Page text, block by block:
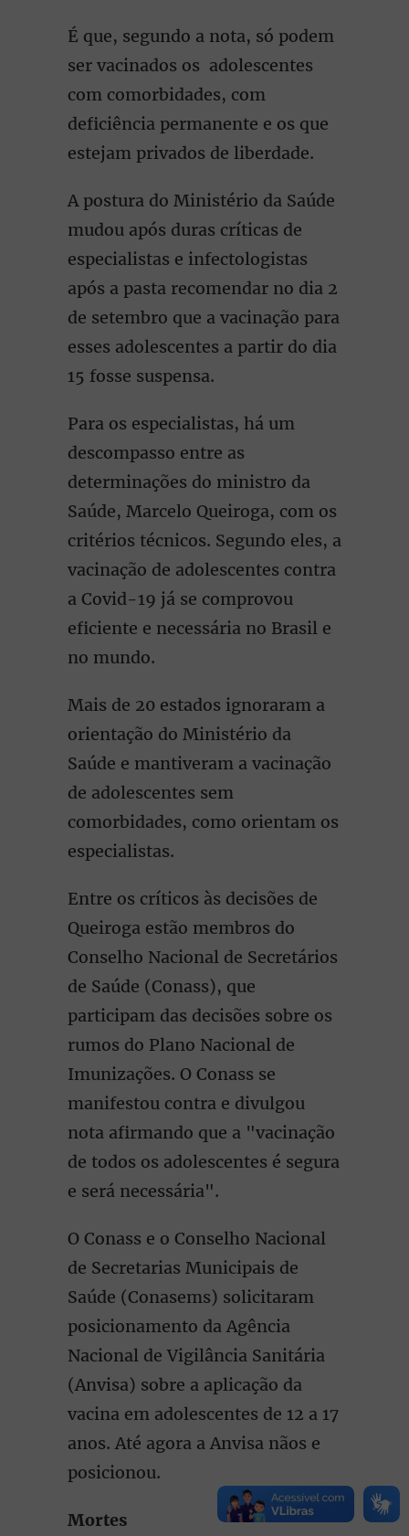
É que, segundo a nota, só podem
ser vacinados os adolescentes
com comorbidades, com
deficiência permanente e os que
estejam privados de liberdade.
A postura do Ministério da Saúde
mudou após duras críticas de
especialistas e infectologistas
após a pasta recomendar no dia 2
de setembro que a vacinação para
esses adolescentes a partir do dia
15 fosse suspensa.
Para os especialistas, há um
descompasso entre as
determinações do ministro da
Saúde, Marcelo Queiroga, com os
critérios técnicos. Segundo eles, a
vacinação de adolescentes contra
a Covid-19 já se comprovou
eficiente e necessária no Brasil e
no mundo.
Mais de 20 estados ignoraram a
orientação do Ministério da
Saúde e mantiveram a vacinação
de adolescentes sem
comorbidades, como orientam os
especialistas.
Entre os críticos às decisões de
Queiroga estão membros do
Conselho Nacional de Secretários
de Saúde (Conass), que
participam das decisões sobre os
rumos do Plano Nacional de
Imunizações. O Conass se
manifestou contra e divulgou
nota afirmando que a "vacinação
de todos os adolescentes é segura
e será necessária".
O Conass e o Conselho Nacional
de Secretarias Municipais de
Saúde (Conasems) solicitaram
posicionamento da Agência
Nacional de Vigilância Sanitária
(Anvisa) sobre a aplicação da
vacina em adolescentes de 12 a 17
anos. Até agora a Anvisa nãos e
posicionou.
Mortes